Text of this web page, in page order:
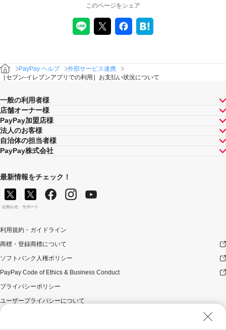
このページをシェア
PayPay ヘルプ
外部サービス連携
［セブン-イレブンアプリでの利用］お支払い状況について
一般の利用者様
店舗オーナー様
PayPay加盟店様
法人のお客様
自治体の担当者様
PayPay株式会社
最新情報をチェック！
お知らせ サポート
利用規約・ガイドライン
商標・登録商標について
ソフトバンク人権ポリシー
PayPay Code of Ethics & Business Conduct
プライバシーポリシー
ユーザープライバシーについて